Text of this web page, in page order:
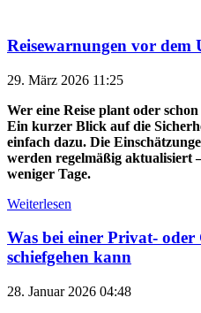
Reisewarnungen vor dem
29. März 2026 11:25
Wer eine Reise plant oder
Ein kurzer Blick auf die
einfach dazu. Die
werden regelmäßig aktualisiert
weniger Tage.
Weiterlesen
Was bei einer Privat- oder
schiefgehen kann
28. Januar 2026 04:48